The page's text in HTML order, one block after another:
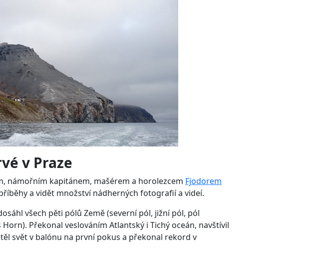
v Praze
námořním kapitánem, mašérem a horolezcem Fjodorem
a vidět množství nádherných fotografií a videí.
všech pěti pólů Země (severní pól, jižní pól, pól
Překonal veslováním Atlantský i Tichý oceán, navštívil
svět v balónu na první pokus a překonal rekord v